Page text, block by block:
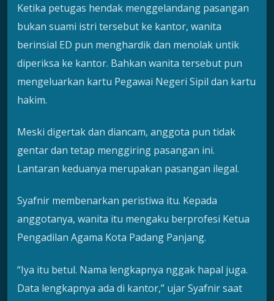
Ketika petugas hendak menggelandang pasangan
bukan suami istri tersebut ke kantor, wanita
berinsial ED pun menghardik dan menolak untik
diperiksa ke kantor. Bahkan wanita tersebut pun
mengeluarkan kartu Pegawai Negeri Sipil dan kartu
hakim.
Meski digertak dan diancam, anggota pun tidak
gentar dan tetap menggiring pasangan ini.
Lantaran keduanya merupakan pasangan ilegal.
Syafnir membenarkan peristiwa itu. Kepada
anggotanya, wanita itu mengaku berprofesi Ketua
Pengadilan Agama Kota Padang Panjang.
“Iya itu betul. Nama lengkapnya nggak hapal juga.
Data lengkapnya ada di kantor,” ujar Syafnir saat